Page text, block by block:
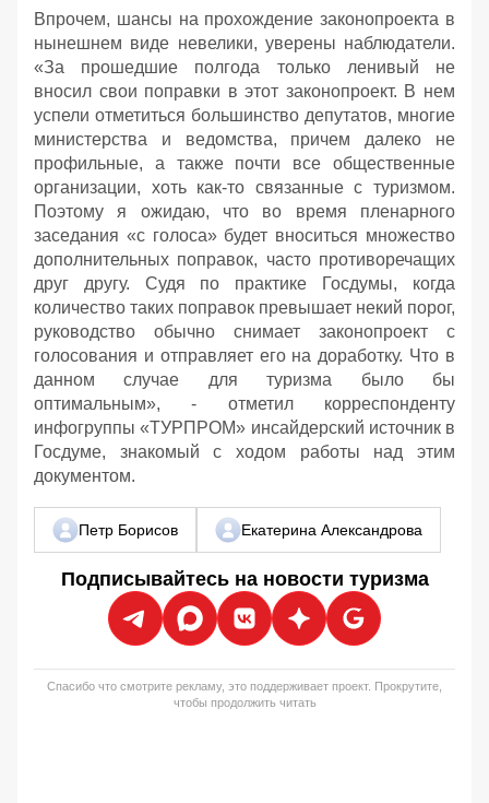
Впрочем, шансы на прохождение законопроекта в
нынешнем виде невелики, уверены наблюдатели.
«За прошедшие полгода только ленивый не
вносил свои поправки в этот законопроект. В нем
успели отметиться большинство депутатов, многие
министерства и ведомства, причем далеко не
профильные, а также почти все общественные
организации, хоть как-то связанные с туризмом.
Поэтому я ожидаю, что во время пленарного
заседания «с голоса» будет вноситься множество
дополнительных поправок, часто противоречащих
друг другу. Судя по практике Госдумы, когда
количество таких поправок превышает некий порог,
руководство обычно снимает законопроект с
голосования и отправляет его на доработку. Что в
данном случае для туризма было бы
оптимальным», - отметил корреспонденту
инфогруппы «ТУРПРОМ» инсайдерский источник в
Госдуме, знакомый с ходом работы над этим
документом.
Петр Борисов Екатерина Александрова
Подписывайтесь на новости туризма
Спасибо что смотрите рекламу, это поддерживает проект. Прокрутите,
чтобы продолжить читать